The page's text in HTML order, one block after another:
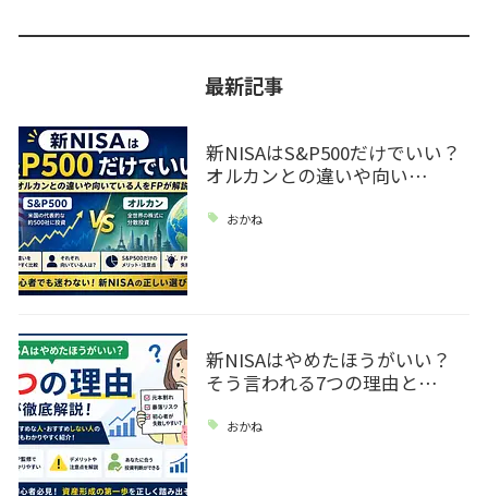
最新記事
新NISAはS&P500だけでいい？
オルカンとの違いや向い…
おかね
新NISAはやめたほうがいい？
そう言われる7つの理由と…
おかね